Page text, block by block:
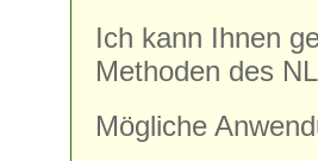
Ich kann Ihnen
Methoden des
Mögliche